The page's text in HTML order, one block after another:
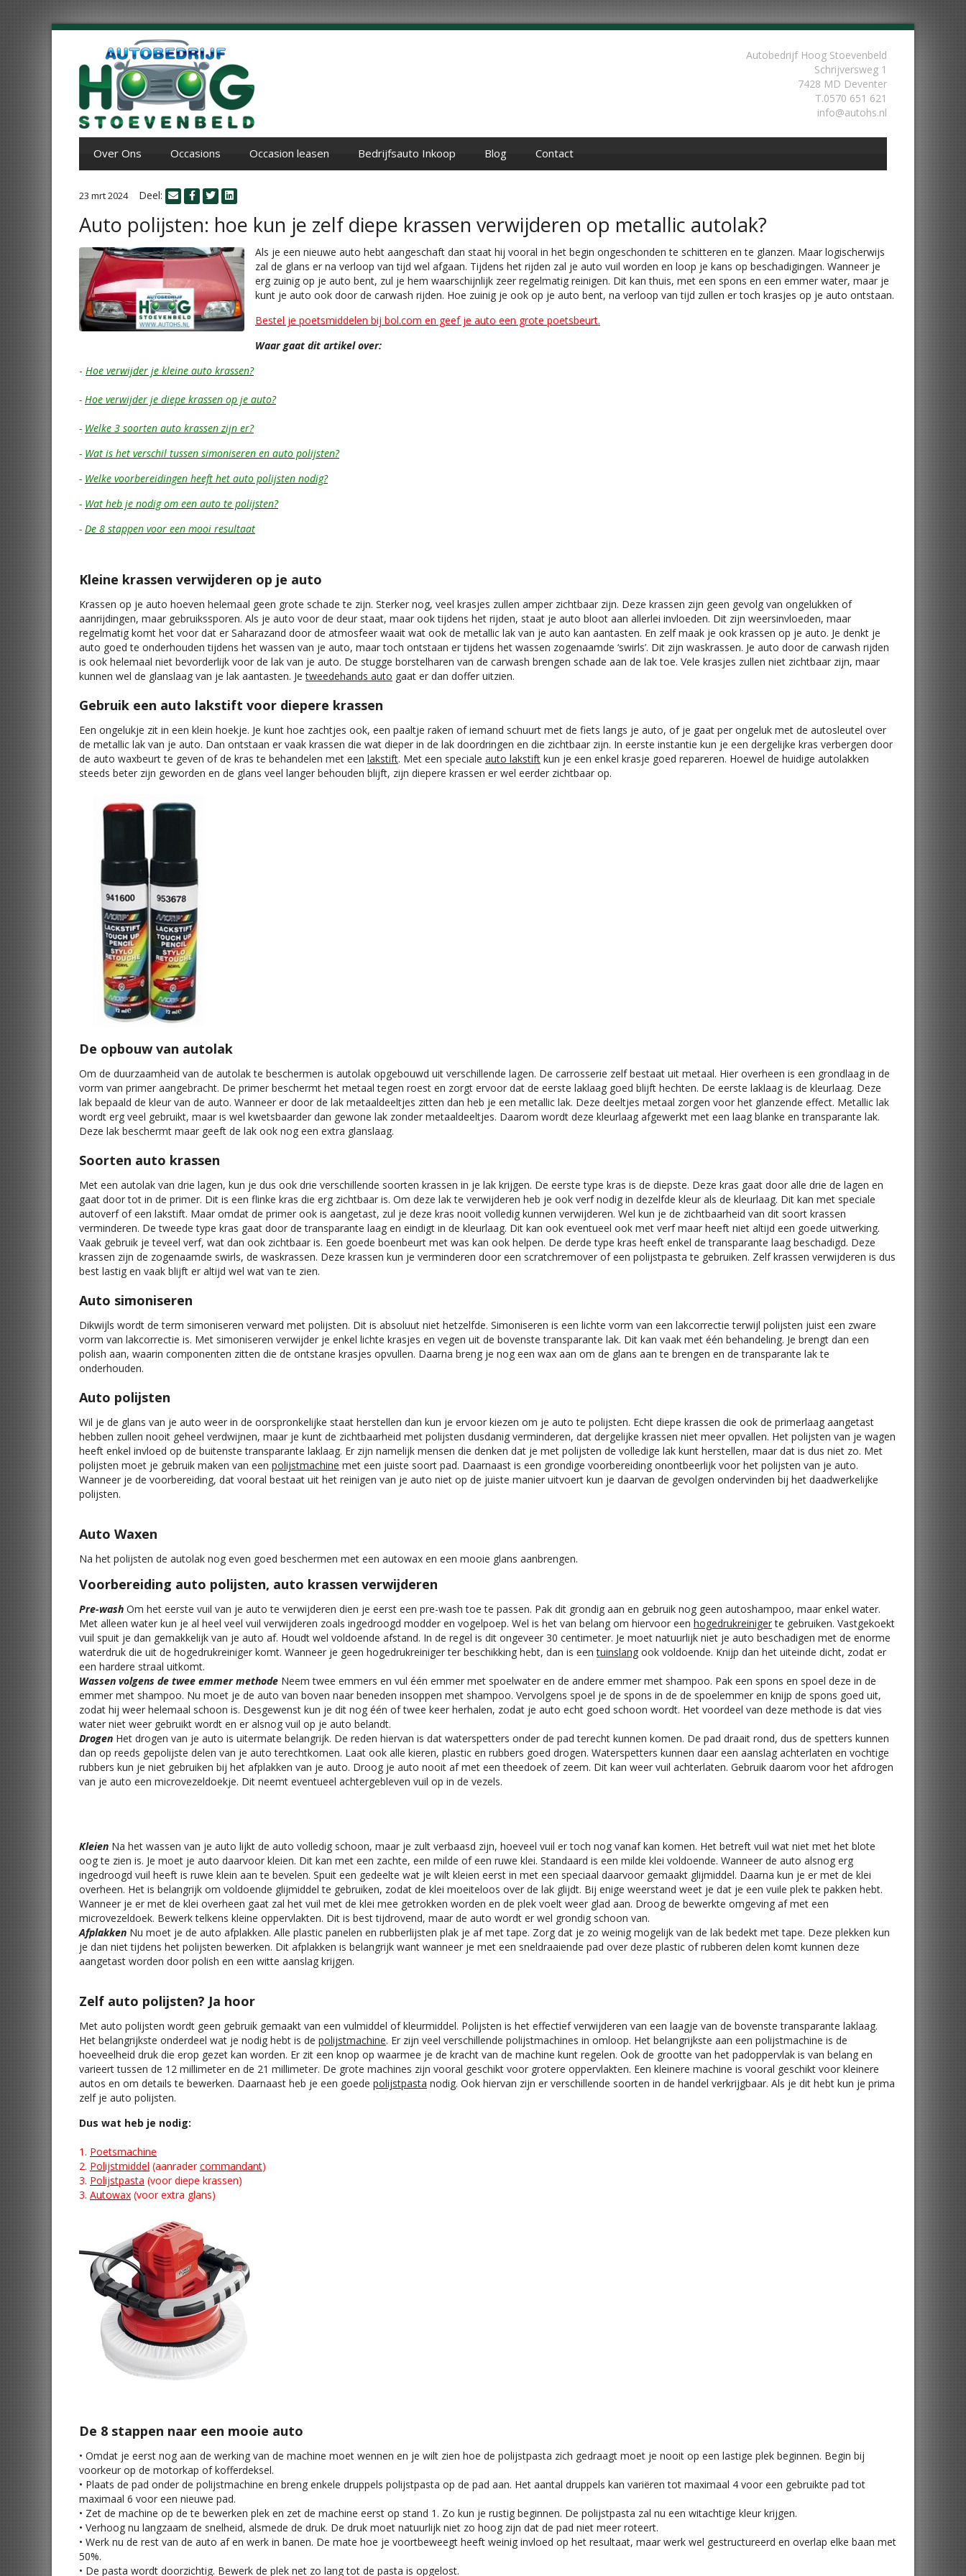
Autobedrijf Hoog Stoevenbeld
Schrijversweg 1
7428 MD Deventer
T.0570 651 621
info@autohs.nl
Over Ons Occasions Occasion leasen Bedrijfsauto Inkoop Blog Contact
23 mrt 2024 Deel:
Auto polijsten: hoe kun je zelf diepe krassen verwijderen op metallic autolak?
Als je een nieuwe auto hebt aangeschaft dan staat hij vooral in het begin ongeschonden te schitteren en te glanzen. Maar logischerwijs
zal de glans er na verloop van tijd wel afgaan. Tijdens het rijden zal je auto vuil worden en loop je kans op beschadigingen. Wanneer je
erg zuinig op je auto bent, zul je hem waarschijnlijk zeer regelmatig reinigen. Dit kan thuis, met een spons en een emmer water, maar je
kunt je auto ook door de carwash rijden. Hoe zuinig je ook op je auto bent, na verloop van tijd zullen er toch krasjes op je auto ontstaan.
Bestel je poetsmiddelen bij bol.com en geef je auto een grote poetsbeurt.
Waar gaat dit artikel over:
- Hoe verwijder je kleine auto krassen?
- Hoe verwijder je diepe krassen op je auto?
- Welke 3 soorten auto krassen zijn er?
- Wat is het verschil tussen simoniseren en auto polijsten?
- Welke voorbereidingen heeft het auto polijsten nodig?
- Wat heb je nodig om een auto te polijsten?
- De 8 stappen voor een mooi resultaat
Kleine krassen verwijderen op je auto
Krassen op je auto hoeven helemaal geen grote schade te zijn. Sterker nog, veel krasjes zullen amper zichtbaar zijn. Deze krassen zijn geen gevolg van ongelukken of
aanrijdingen, maar gebruikssporen. Als je auto voor de deur staat, maar ook tijdens het rijden, staat je auto bloot aan allerlei invloeden. Dit zijn weersinvloeden, maar
regelmatig komt het voor dat er Saharazand door de atmosfeer waait wat ook de metallic lak van je auto kan aantasten. En zelf maak je ook krassen op je auto. Je denkt je
auto goed te onderhouden tijdens het wassen van je auto, maar toch ontstaan er tijdens het wassen zogenaamde ‘swirls’. Dit zijn waskrassen. Je auto door de carwash rijden
is ook helemaal niet bevorderlijk voor de lak van je auto. De stugge borstelharen van de carwash brengen schade aan de lak toe. Vele krasjes zullen niet zichtbaar zijn, maar
kunnen wel de glanslaag van je lak aantasten. Jetweedehands auto gaat er dan doffer uitzien.
Gebruik een auto lakstift voor diepere krassen
Een ongelukje zit in een klein hoekje. Je kunt hoe zachtjes ook, een paaltje raken of iemand schuurt met de fiets langs je auto, of je gaat per ongeluk met de autosleutel over
de metallic lak van je auto. Dan ontstaan er vaak krassen die wat dieper in de lak doordringen en die zichtbaar zijn. In eerste instantie kun je een dergelijke kras verbergen door
de auto waxbeurt te geven of de kras te behandelen met een lakstift. Met een speciale auto lakstift kun je een enkel krasje goed repareren. Hoewel de huidige autolakken
steeds beter zijn geworden en de glans veel langer behouden blijft, zijn diepere krassen er wel eerder zichtbaar op.
De opbouw van autolak
Om de duurzaamheid van de autolak te beschermen is autolak opgebouwd uit verschillende lagen. De carrosserie zelf bestaat uit metaal. Hier overheen is een grondlaag in de
vorm van primer aangebracht. De primer beschermt het metaal tegen roest en zorgt ervoor dat de eerste laklaag goed blijft hechten. De eerste laklaag is de kleurlaag. Deze
lak bepaald de kleur van de auto. Wanneer er door de lak metaaldeeltjes zitten dan heb je een metallic lak. Deze deeltjes metaal zorgen voor het glanzende effect. Metallic lak
wordt erg veel gebruikt, maar is wel kwetsbaarder dan gewone lak zonder metaaldeeltjes. Daarom wordt deze kleurlaag afgewerkt met een laag blanke en transparante lak.
Deze lak beschermt maar geeft de lak ook nog een extra glanslaag.
Soorten auto krassen
Met een autolak van drie lagen, kun je dus ook drie verschillende soorten krassen in je lak krijgen. De eerste type kras is de diepste. Deze kras gaat door alle drie de lagen en
gaat door tot in de primer. Dit is een flinke kras die erg zichtbaar is. Om deze lak te verwijderen heb je ook verf nodig in dezelfde kleur als de kleurlaag. Dit kan met speciale
autoverf of een lakstift. Maar omdat de primer ook is aangetast, zul je deze kras nooit volledig kunnen verwijderen. Wel kun je de zichtbaarheid van dit soort krassen
verminderen. De tweede type kras gaat door de transparante laag en eindigt in de kleurlaag. Dit kan ook eventueel ook met verf maar heeft niet altijd een goede uitwerking.
Vaak gebruik je teveel verf, wat dan ook zichtbaar is. Een goede boenbeurt met was kan ook helpen. De derde type kras heeft enkel de transparante laag beschadigd. Deze
krassen zijn de zogenaamde swirls, de waskrassen. Deze krassen kun je verminderen door een scratchremover of een polijstpasta te gebruiken. Zelf krassen verwijderen is dus
best lastig en vaak blijft er altijd wel wat van te zien.
Auto simoniseren
Dikwijls wordt de term simoniseren verward met polijsten. Dit is absoluut niet hetzelfde. Simoniseren is een lichte vorm van een lakcorrectie terwijl polijsten juist een zware
vorm van lakcorrectie is. Met simoniseren verwijder je enkel lichte krasjes en vegen uit de bovenste transparante lak. Dit kan vaak met één behandeling. Je brengt dan een
polish aan, waarin componenten zitten die de ontstane krasjes opvullen. Daarna breng je nog een wax aan om de glans aan te brengen en de transparante lak te
onderhouden.
Auto polijsten
Wil je de glans van je auto weer in de oorspronkelijke staat herstellen dan kun je ervoor kiezen om je auto te polijsten. Echt diepe krassen die ook de primerlaag aangetast
hebben zullen nooit geheel verdwijnen, maar je kunt de zichtbaarheid met polijsten dusdanig verminderen, dat dergelijke krassen niet meer opvallen. Het polijsten van je wagen
heeft enkel invloed op de buitenste transparante laklaag. Er zijn namelijk mensen die denken dat je met polijsten de volledige lak kunt herstellen, maar dat is dus niet zo. Met
polijsten moet je gebruik maken van een polijstmachine met een juiste soort pad. Daarnaast is een grondige voorbereiding onontbeerlijk voor het polijsten van je auto.
Wanneer je de voorbereiding, dat vooral bestaat uit het reinigen van je auto niet op de juiste manier uitvoert kun je daarvan de gevolgen ondervinden bij het daadwerkelijke
polijsten.
Auto Waxen
Na het polijsten de autolak nog even goed beschermen met een autowax en een mooie glans aanbrengen.
Voorbereiding auto polijsten, auto krassen verwijderen
Pre-wash Om het eerste vuil van je auto te verwijderen dien je eerst een pre-wash toe te passen. Pak dit grondig aan en gebruik nog geen autoshampoo, maar enkel water.
Met alleen water kun je al heel veel vuil verwijderen zoals ingedroogd modder en vogelpoep. Wel is het van belang om hiervoor een hogedrukreinigerte gebruiken. Vastgekoekt
vuil spuit je dan gemakkelijk van je auto af. Houdt wel voldoende afstand. In de regel is dit ongeveer 30 centimeter. Je moet natuurlijk niet je auto beschadigen met de enorme
waterdruk die uit de hogedrukreiniger komt. Wanneer je geen hogedrukreiniger ter beschikking hebt, dan is eentuinslang ook voldoende. Knijp dan het uiteinde dicht, zodat er
een hardere straal uitkomt.
Wassen volgens de twee emmer methode Neem twee emmers en vul één emmer met spoelwater en de andere emmer met shampoo. Pak een spons en spoel deze in de
emmer met shampoo. Nu moet je de auto van boven naar beneden insoppen met shampoo. Vervolgens spoel je de spons in de de spoelemmer en knijp de spons goed uit,
zodat hij weer helemaal schoon is. Desgewenst kun je dit nog één of twee keer herhalen, zodat je auto echt goed schoon wordt. Het voordeel van deze methode is dat vies
water niet weer gebruikt wordt en er alsnog vuil op je auto belandt.
Drogen Het drogen van je auto is uitermate belangrijk. De reden hiervan is dat waterspetters onder de pad terecht kunnen komen. De pad draait rond, dus de spetters kunnen
dan op reeds gepolijste delen van je auto terechtkomen. Laat ook alle kieren, plastic en rubbers goed drogen. Waterspetters kunnen daar een aanslag achterlaten en vochtige
rubbers kun je niet gebruiken bij het afplakken van je auto. Droog je auto nooit af met een theedoek of zeem. Dit kan weer vuil achterlaten. Gebruik daarom voor het afdrogen
van je auto een microvezeldoekje. Dit neemt eventueel achtergebleven vuil op in de vezels.
Kleien Na het wassen van je auto lijkt de auto volledig schoon, maar je zult verbaasd zijn, hoeveel vuil er toch nog vanaf kan komen. Het betreft vuil wat niet met het blote
oog te zien is. Je moet je auto daarvoor kleien. Dit kan met een zachte, een milde of een ruwe klei. Standaard is een milde klei voldoende. Wanneer de auto alsnog erg
ingedroogd vuil heeft is ruwe klein aan te bevelen. Spuit een gedeelte wat je wilt kleien eerst in met een speciaal daarvoor gemaakt glijmiddel. Daarna kun je er met de klei
overheen. Het is belangrijk om voldoende glijmiddel te gebruiken, zodat de klei moeiteloos over de lak glijdt. Bij enige weerstand weet je dat je een vuile plek te pakken hebt.
Wanneer je er met de klei overheen gaat zal het vuil met de klei mee getrokken worden en de plek voelt weer glad aan. Droog de bewerkte omgeving af met een
microvezeldoek. Bewerk telkens kleine oppervlakten. Dit is best tijdrovend, maar de auto wordt er wel grondig schoon van.
Afplakken Nu moet je de auto afplakken. Alle plastic panelen en rubberlijsten plak je af met tape. Zorg dat je zo weinig mogelijk van de lak bedekt met tape. Deze plekken kun
je dan niet tijdens het polijsten bewerken. Dit afplakken is belangrijk want wanneer je met een sneldraaiende pad over deze plastic of rubberen delen komt kunnen deze
aangetast worden door polish en een witte aanslag krijgen.
Zelf auto polijsten? Ja hoor
Met auto polijsten wordt geen gebruik gemaakt van een vulmiddel of kleurmiddel. Polijsten is het effectief verwijderen van een laagje van de bovenste transparante laklaag.
Het belangrijkste onderdeel wat je nodig hebt is de polijstmachine. Er zijn veel verschillende polijstmachines in omloop. Het belangrijkste aan een polijstmachine is de
hoeveelheid druk die erop gezet kan worden. Er zit een knop op waarmee je de kracht van de machine kunt regelen. Ook de grootte van het padoppervlak is van belang en
varieert tussen de 12 millimeter en de 21 millimeter. De grote machines zijn vooral geschikt voor grotere oppervlakten. Een kleinere machine is vooral geschikt voor kleinere
autos en om details te bewerken. Daarnaast heb je een goede polijstpasta nodig. Ook hiervan zijn er verschillende soorten in de handel verkrijgbaar. Als je dit hebt kun je prima
zelf je auto polijsten.
Dus wat heb je nodig:
1. Poetsmachine
2. Polijstmiddel (aanradercommandant)
3. Polijstpasta (voor diepe krassen)
3. Autowax (voor extra glans)
De 8 stappen naar een mooie auto
• Omdat je eerst nog aan de werking van de machine moet wennen en je wilt zien hoe de polijstpasta zich gedraagt moet je nooit op een lastige plek beginnen. Begin bij
voorkeur op de motorkap of kofferdeksel.
• Plaats de pad onder de polijstmachine en breng enkele druppels polijstpasta op de pad aan. Het aantal druppels kan variëren tot maximaal 4 voor een gebruikte pad tot
maximaal 6 voor een nieuwe pad.
• Zet de machine op de te bewerken plek en zet de machine eerst op stand 1. Zo kun je rustig beginnen. De polijstpasta zal nu een witachtige kleur krijgen.
• Verhoog nu langzaam de snelheid, alsmede de druk. De druk moet natuurlijk niet zo hoog zijn dat de pad niet meer roteert.
• Werk nu de rest van de auto af en werk in banen. De mate hoe je voortbeweegt heeft weinig invloed op het resultaat, maar werk wel gestructureerd en overlap elke baan met
50%.
• De pasta wordt doorzichtig. Bewerk de plek net zo lang tot de pasta is opgelost.